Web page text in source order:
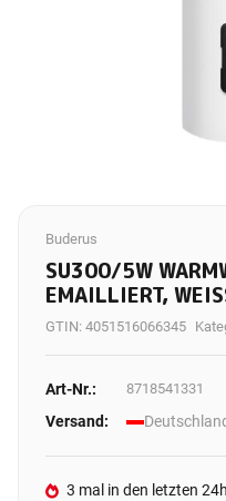
Buderus
SU300/5W
EMAILLIERT,
GTIN: 4051516066345
Art-Nr.: 8718541331
Versand:
3 mal in den letzten